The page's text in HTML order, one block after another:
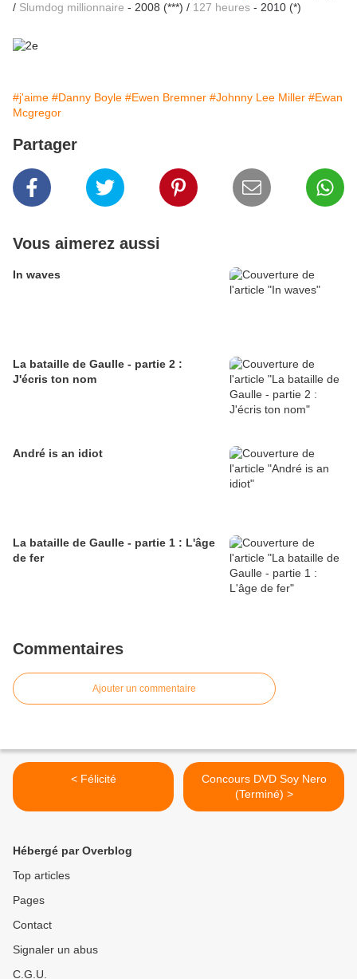
/ Slumdog millionnaire - 2008 (***) / 127 heures - 2010 (*)
#j'aime #Danny Boyle #Ewen Bremner #Johnny Lee Miller #Ewan
Mcgregor
Partager
Vous aimerez aussi
In waves
La bataille de Gaulle - partie 2 :
J'écris ton nom
André is an idiot
La bataille de Gaulle - partie 1 : L'âge
de fer
Commentaires
Ajouter un commentaire
< Félicité
Concours DVD Soy Nero
(Terminé) >
Hébergé par Overblog
Top articles
Pages
Contact
Signaler un abus
C.G.U.